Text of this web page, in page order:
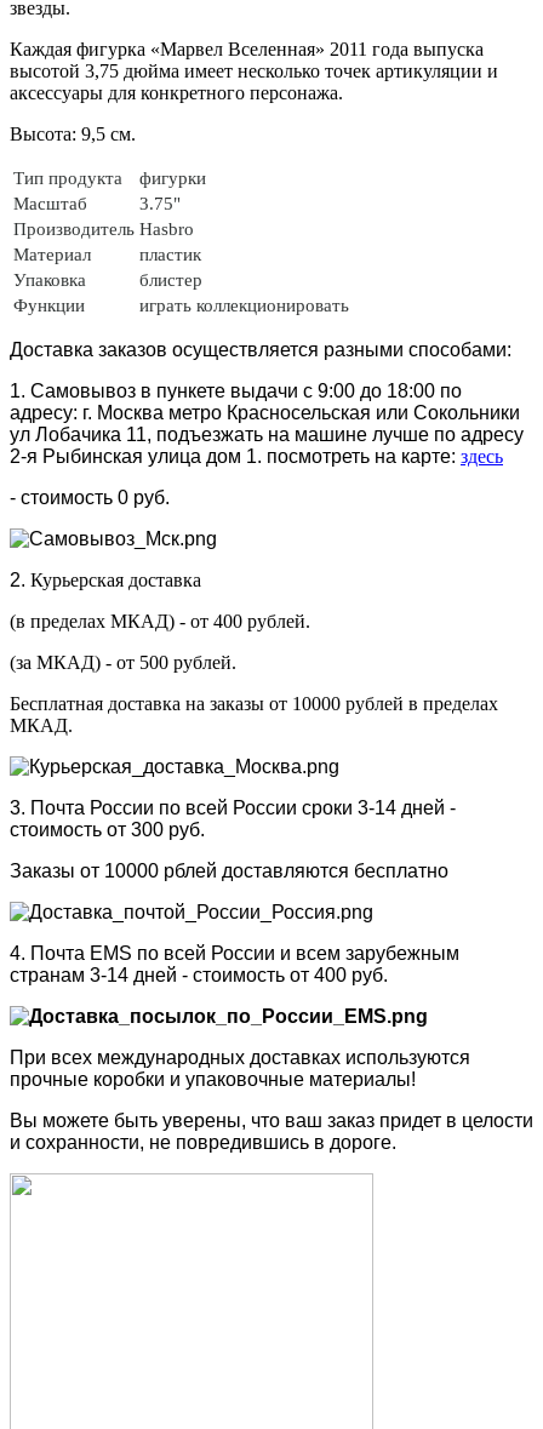
звезды.
Каждая фигурка «Марвел Вселенная» 2011 года выпуска
высотой 3,75 дюйма имеет несколько точек артикуляции и
аксессуары для конкретного персонажа.
Высота: 9,5 см.
Тип продукта
фигурки
Масштаб
3.75"
Производитель Hasbro
Материал
пластик
Упаковка
блистер
Функции
играть коллекционировать
Доставка заказов осуществляется разными способами:
1. Самовывоз в пункете выдачи с 9:00 до 18:00 по
адресу: г. Москва метро Красносельская или Сокольники
ул Лобачика 11, подъезжать на машине лучше по адресу
2-я Рыбинская улица дом 1. посмотреть на карте: здесь
- стоимость 0 руб.
2. Курьерская доставка
(в пределах МКАД) - от 400 рублей.
(за МКАД) - от 500 рублей.
Бесплатная доставка на заказы от 10000 рублей в пределах
МКАД.
3. Почта России по всей России сроки 3-14 дней -
стоимость от 300 руб.
Заказы от 10000 рблей доставляются бесплатно
4. Почта EMS по всей России и всем зарубежным
странам 3-14 дней - стоимость от 400 руб.
При всех международных доставках используются
прочные коробки и упаковочные материалы!
Вы можете быть уверены, что ваш заказ придет в целости
и сохранности, не повредившись в дороге.